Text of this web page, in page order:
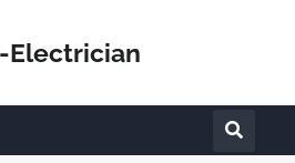
Electrician